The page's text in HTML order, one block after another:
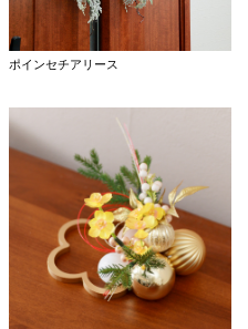
ポインセチアリース